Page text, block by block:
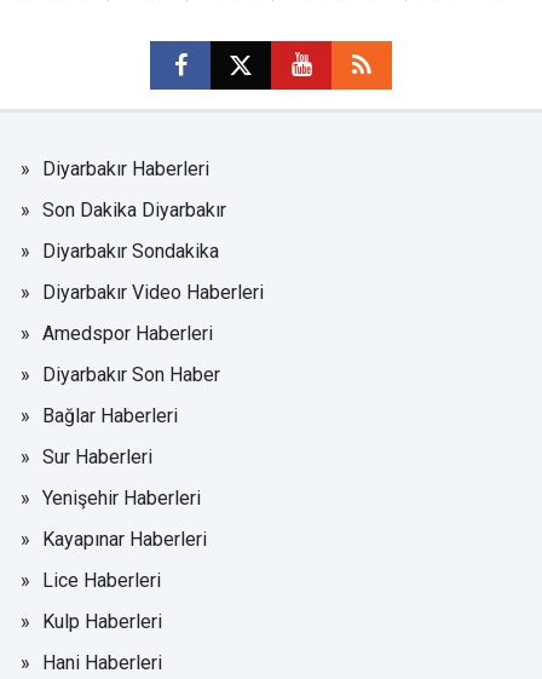
Diyarbakır Haberleri
Son Dakika Diyarbakır
Diyarbakır Sondakika
Diyarbakır Video Haberleri
Amedspor Haberleri
Diyarbakır Son Haber
Bağlar Haberleri
Sur Haberleri
Yenişehir Haberleri
Kayapınar Haberleri
Lice Haberleri
Kulp Haberleri
Hani Haberleri